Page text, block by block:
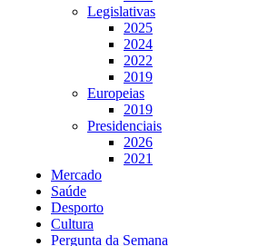
Legislativas
2025
2024
2022
2019
Europeias
2019
Presidenciais
2026
2021
Mercado
Saúde
Desporto
Cultura
Pergunta da Semana